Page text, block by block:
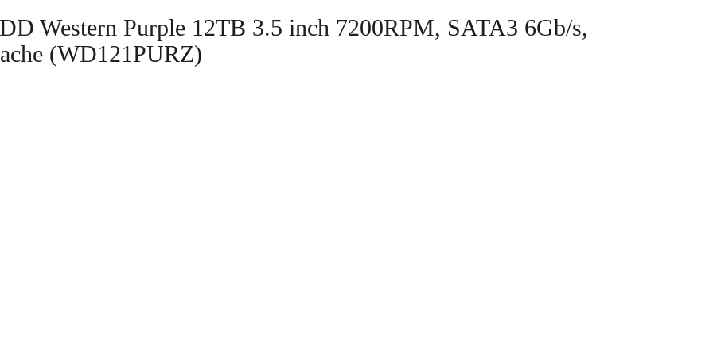
Western Purple 12TB 3.5 inch 7200RPM, SATA3 6Gb/s,
(WD121PURZ)